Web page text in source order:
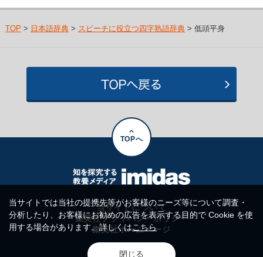
TOP > 日本語辞典> スピーチに役立つ四字熟語辞典> 低頭平身
TOPへ
当サイトについて
集英社プライバシーポリシー
集英社ホームページ
当サイトでは当社の提携先等がお客様のニーズ等について調査・
分析したり、お客様にお勧めの広告を表示する目的で Cookie を使
用する場合があります。詳しくはこちら
閉じる